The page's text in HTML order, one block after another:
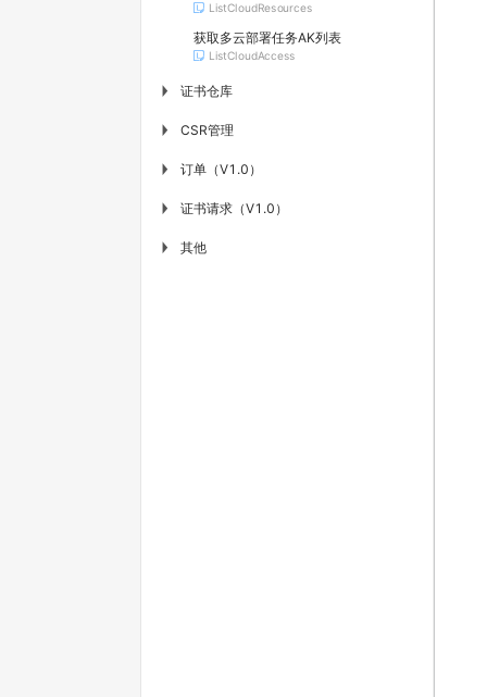
ListCloudResources
获取多云部署任务AK列表
ListCloudAccess
▶ 证书仓库
▶ CSR管理
▶ 订单（V1.0）
▶ 证书请求（V1.0）
▶ 其他